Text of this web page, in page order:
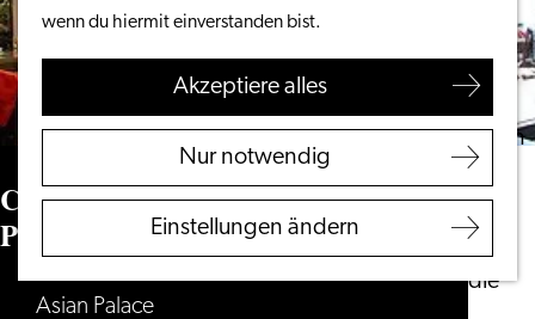
wenn du hiermit einverstanden bist.
Akzeptiere alles
Nur notwendig
Einstellungen ändern
Ihren Besuch planen
Touristeninformation
Leiden
Entdecken Sie die
Chinees Indisch Restaurant Asian
Palace
Asian Palace